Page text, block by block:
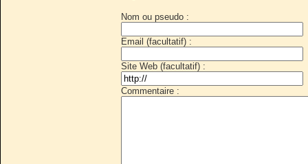
Nom ou pseudo :
Email (facultatif) :
Site Web (facultatif) :
Commentaire :